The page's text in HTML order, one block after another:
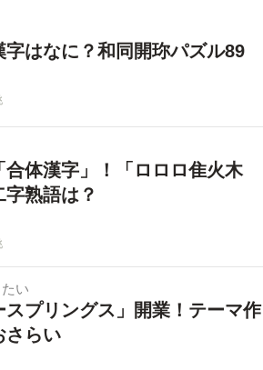
字はなに？和同開珎パズル89
合体漢字」！「ロロロ隹火木
熟語は？
い
スプリングス」開業！テーマ作
さらい